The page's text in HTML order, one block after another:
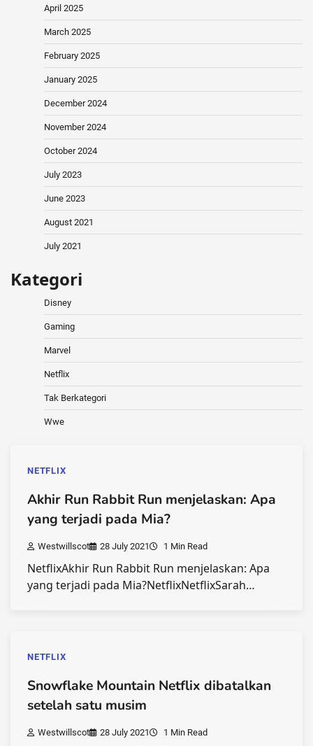
April 2025
March 2025
February 2025
January 2025
December 2024
November 2024
October 2024
July 2023
June 2023
August 2021
July 2021
Kategori
Disney
Gaming
Marvel
Netflix
Tak Berkategori
Wwe
NETFLIX
Akhir Run Rabbit Run menjelaskan: Apa
yang terjadi pada Mia?
Westwillscot 28 July 2021 1 Min Read
NetflixAkhir Run Rabbit Run menjelaskan: Apa
yang terjadi pada Mia?NetflixNetflixSarah…
NETFLIX
Snowflake Mountain Netflix dibatalkan
setelah satu musim
Westwillscot 28 July 2021 1 Min Read